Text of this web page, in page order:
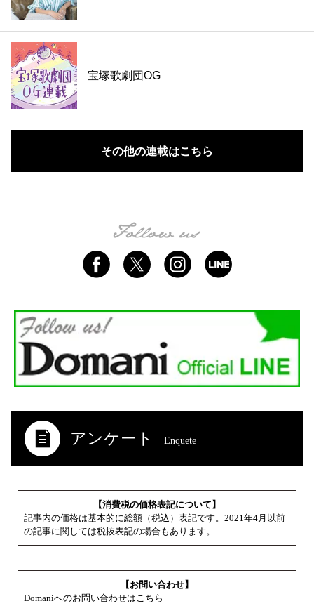
宝塚歌劇団OG
その他の連載はこちら
アンケート Enquete
【消費税の価格表記について】
記事内の価格は基本的に総額（税込）表記です。2021年4月以前
の記事に関しては税抜表記の場合もあります。
【お問い合わせ】
Domaniへのお問い合わせはこちら